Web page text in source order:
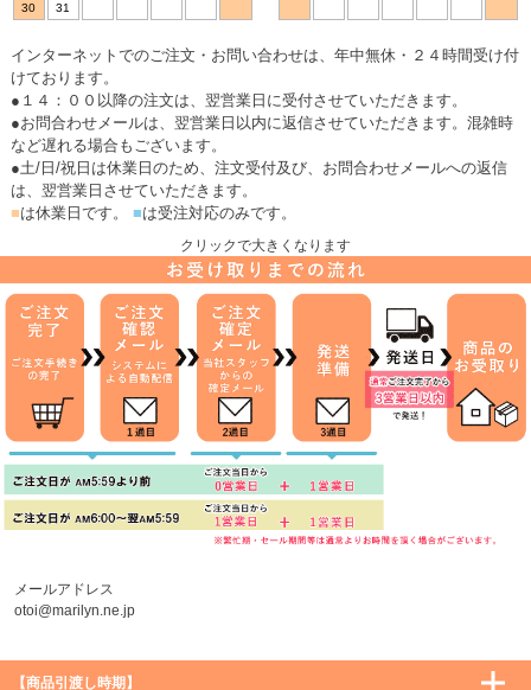
プへ
30
31
インターネットでのご注文・お問い合わせは、年中無休・２４時間受け付
けております。
●１４：００以降の注文は、翌営業日に受付させていただきます。
●お問合わせメールは、翌営業日以内に返信させていただきます。混雑時
など遅れる場合もございます。
●土/日/祝日は休業日のため、注文受付及び、お問合わせメールへの返信
は、翌営業日させていただきます。
■は休業日です。 ■は受注対応のみです。
クリックで大きくなります
メールアドレス
otoi@marilyn.ne.jp
【商品引渡し時期】